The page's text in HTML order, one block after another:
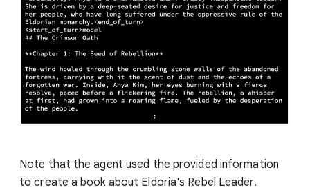
Note that the agent used the provided information
to create a book about Eldoria's Rebel Leader.